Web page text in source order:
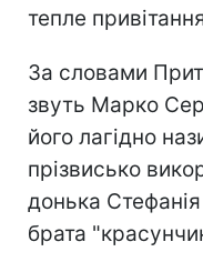
тепле
За словами
звуть Марко
його лагідно
прізвисько
донька
брата